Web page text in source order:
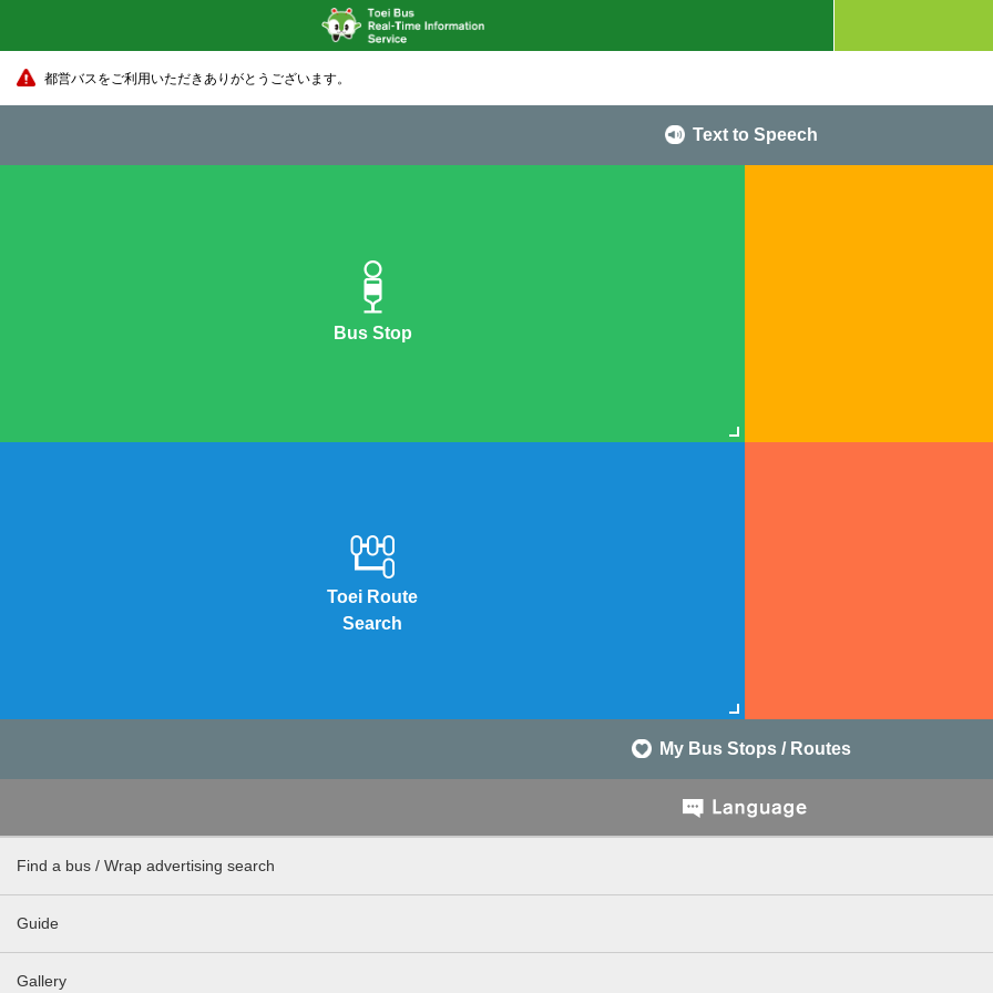
都営バスをご利用いただきありがとうございます。
Text to Speech
Bus Stop
Toei Route
Search
My Bus Stops / Routes
Find a bus / Wrap advertising search
Guide
Gallery